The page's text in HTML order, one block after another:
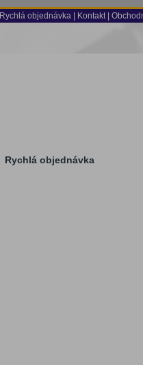
Rychlá objednávka Kontakt
Rychlá objednávka